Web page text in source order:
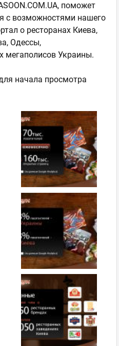
поможет
с возможностями нашего
о ресторанах Киева,
Одессы,
мегаполисов Украины.
начала просмотра